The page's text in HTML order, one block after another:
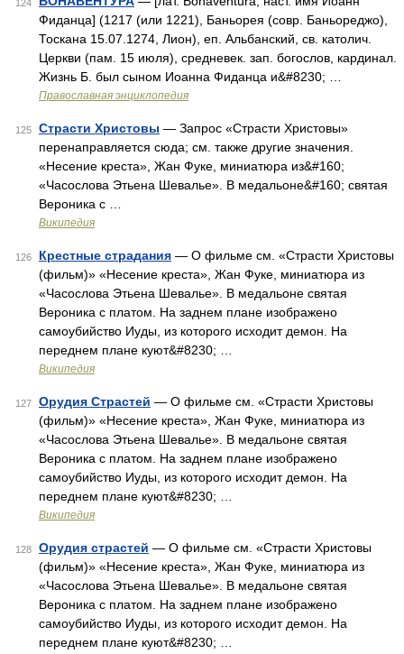
124
Фиданца] (1217 (или 1221), Баньорея (совр. Баньореджо),
Тоскана 15.07.1274, Лион), еп. Альбанский, св. католич.
Церкви (пам. 15 июля), средневек. зап. богослов, кардинал.
Жизнь Б. был сыном Иоанна Фиданца и&#8230; …
Православная энциклопедия
125 Страсти Христовы — Запрос «Страсти Христовы»
перенаправляется сюда; см. также другие значения.
«Несение креста», Жан Фуке, миниатюра из&#160;
«Часослова Этьена Шевалье». В медальоне&#160; святая
Вероника с …
Википедия
126 Крестные страдания — О фильме см. «Страсти Христовы
(фильм)» «Несение креста», Жан Фуке, миниатюра из
«Часослова Этьена Шевалье». В медальоне святая
Вероника с платом. На заднем плане изображено
самоубийство Иуды, из которого исходит демон. На
переднем плане куют&#8230; …
Википедия
127 Орудия Страстей — О фильме см. «Страсти Христовы
(фильм)» «Несение креста», Жан Фуке, миниатюра из
«Часослова Этьена Шевалье». В медальоне святая
Вероника с платом. На заднем плане изображено
самоубийство Иуды, из которого исходит демон. На
переднем плане куют&#8230; …
Википедия
128 Орудия страстей — О фильме см. «Страсти Христовы
(фильм)» «Несение креста», Жан Фуке, миниатюра из
«Часослова Этьена Шевалье». В медальоне святая
Вероника с платом. На заднем плане изображено
самоубийство Иуды, из которого исходит демон. На
переднем плане куют&#8230; …